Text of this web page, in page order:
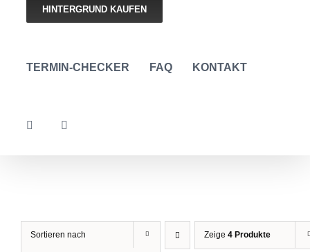
HINTERGRUND KAUFEN
TERMIN-CHECKER FAQ KONTAKT
Sortieren nach Zeige 4 Produkte